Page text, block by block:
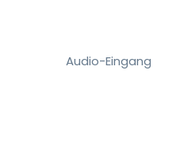
Audio-Eingang